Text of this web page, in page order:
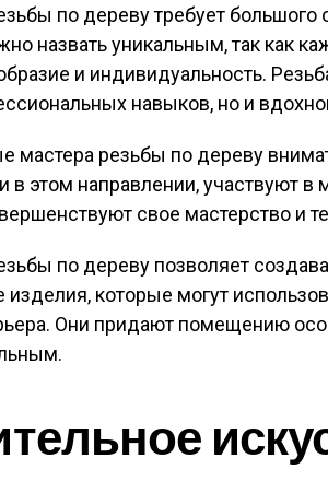
по дереву требует большого
назвать уникальным, так как
и индивидуальность.
навыков, но и
мастера резьбы по дереву
в этом направлении, участвуют
свое мастерство и
по дереву позволяет
изделия, которые могут
Они придают помещению